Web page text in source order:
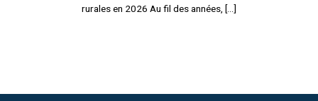
rurales en 2026 Au fil des années, [...]